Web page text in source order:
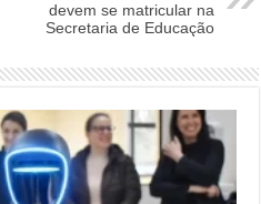
devem se matricular na
Secretaria de Educação